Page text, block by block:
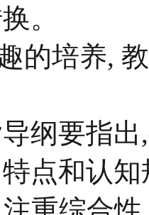
。
的培养,
纲要指
点和认